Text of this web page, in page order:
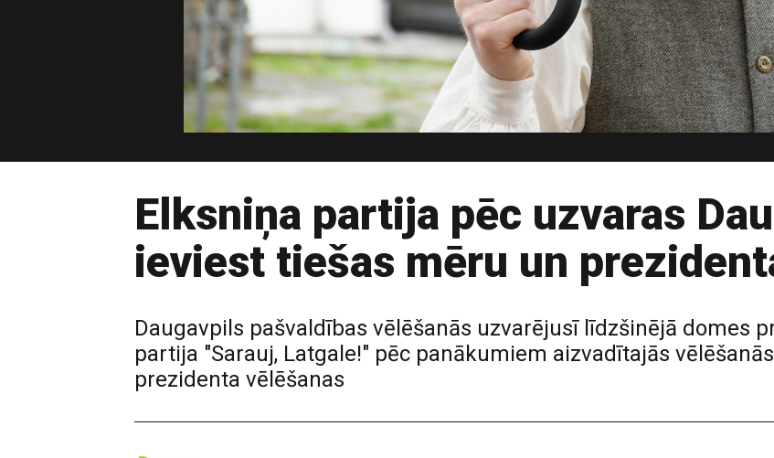
Elksniņa partija pēc uzvaras
ieviest tiešas mēru un
Daugavpils pašvaldības vēlēšanās uzvarējusī līdzšinējā domes
partija "Sarauj, Latgale!" pēc panākumiem aizvadītajās
prezidenta vēlēšanas